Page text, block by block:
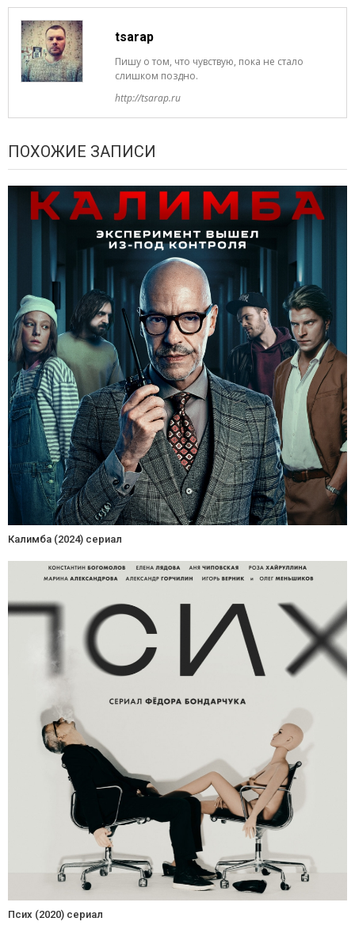
tsarap
Пишу о том, что чувствую, пока не стало
слишком поздно.
http://tsarap.ru
ПОХОЖИЕ ЗАПИСИ
Калимба (2024) сериал
Псих (2020) сериал